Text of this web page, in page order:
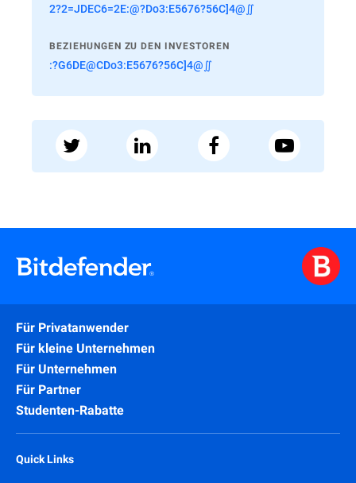
2?2=JDEC6=2E:@?Do3:E5676?56C]4@∬
BEZIEHUNGEN ZU DEN INVESTOREN
:?G6DE@CDo3:E5676?56C]4@∬
Für Privatanwender
Für kleine Unternehmen
Für Unternehmen
Für Partner
Studenten-Rabatte
Quick Links